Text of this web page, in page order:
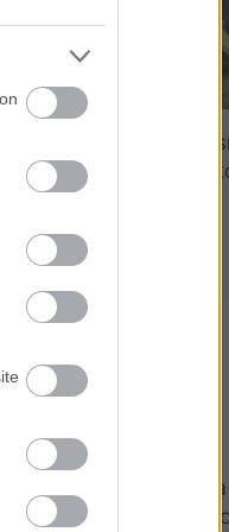
a
Žite svoje
údržby
Na Morave
nepoznanie: Keď